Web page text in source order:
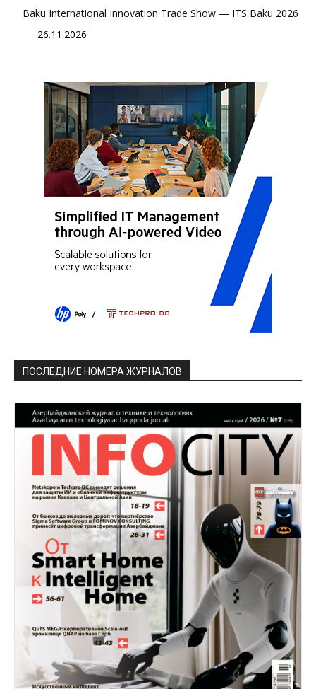
Baku International Innovation Trade Show — ITS Baku 2026
26.11.2026
ПОСЛЕДНИЕ НОМЕРА ЖУРНАЛОВ